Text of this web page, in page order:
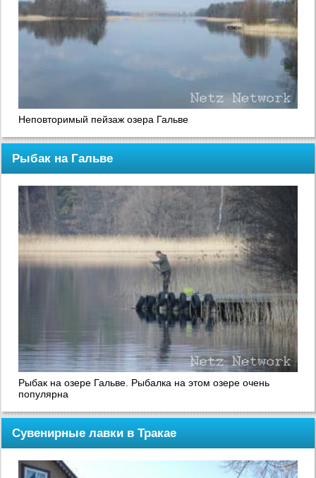
Неповторимый пейзаж озера Гальве
Рыбак на Гальве
Рыбак на озере Гальве. Рыбалка на этом озере очень
популярна
Сувенирные лавки в Тракае